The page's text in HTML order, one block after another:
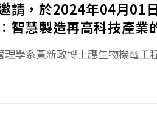
請，於2024年04月01
智慧製造再高科技產業
學系黃新政博士應生物機電工